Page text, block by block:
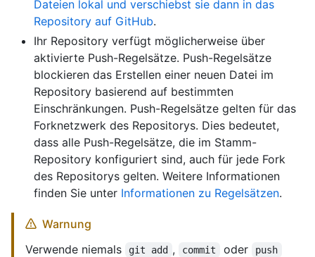
Dateien lokal und verschiebst sie dann in das
Repository auf GitHub.
Ihr Repository verfügt möglicherweise über
aktivierte Push-Regelsätze. Push-Regelsätze
blockieren das Erstellen einer neuen Datei im
Repository basierend auf bestimmten
Einschränkungen. Push-Regelsätze gelten für das
Forknetzwerk des Repositorys. Dies bedeutet,
dass alle Push-Regelsätze, die im Stamm-
Repository konfiguriert sind, auch für jede Fork
des Repositorys gelten. Weitere Informationen
finden Sie unter Informationen zu Regelsätzen.
Warnung
Verwende niemals
git add , commit oder push